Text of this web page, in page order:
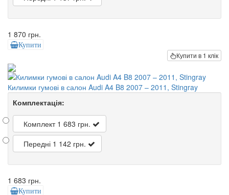
1 870 грн.
Купити
Купити в 1 клік
Килимки гумові в салон Audi A4 B8 2007 – 2011, Stingray
Комплектація:
Комплект 1 683 грн.
Передні 1 142 грн.
1 683 грн.
Купити